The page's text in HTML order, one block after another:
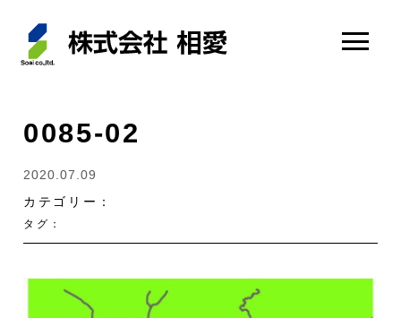
0085-02
2020.07.09
カテゴリー：
タグ：